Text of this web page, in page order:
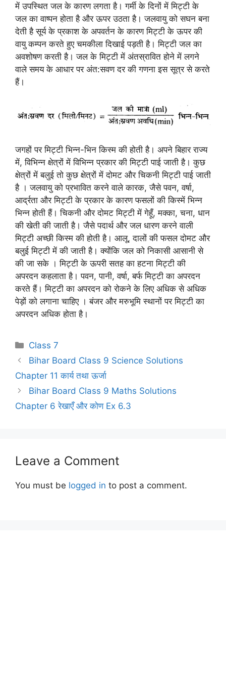
में उपस्थित जल के कारण लगता है। गर्मी के दिनों में मिट्टी के
जल का वाष्पन होता है और ऊपर उठता है। जलवायु को सघन बना
देती है सूर्य के प्रकाश के अपवर्तन के कारण मिट्टी के ऊपर की
वायु कम्पन करते हुए चमकीला दिखाई पड़ती है। मिट्टी जल का
अवशोषण करती है। जल के मिट्टी में अंतस्रावित होने में लगने
वाले समय के आधार पर अंत:सवण दर की गणना इस सूत्र से करते
हैं।
जगहों पर मिट्टी भिन्न-भिन किस्म की होती है। अपने बिहार राज्य
में, विभिन्न क्षेत्रों में विभिन्न प्रकार की मिट्टी पाई जाती है। कुछ
क्षेत्रों में बलुई तो कुछ क्षेत्रों में दोमट और चिकनी मिट्टी पाई जाती
है । जलवायु को प्रभावित करने वाले कारक, जैसे पवन, वर्षा,
आर्द्रता और मिट्टी के प्रकार के कारण फसलों की किस्में भिन्न
भिन्न होती हैं। चिकनी और दोमट मिट्टी में गेहूँ, मक्का, चना, धान
की खेती की जाती है। जैसे पदार्थ और जल धारण करने वाली
मिट्टी अच्छी किस्म की होती है। आलू, दालों की फसल दोमट और
बलुई मिट्टी में की जाती है। क्योंकि जल को निकासी आसानी से
की जा सके । मिट्टी के ऊपरी सतह का हटना मिट्टी की
अपरदन कहलाता है। पवन, पानी, वर्षा, बर्फ मिट्टी का अपरदन
करते हैं। मिट्टी का अपरदन को रोकने के लिए अधिक से अधिक
पेड़ों को लगाना चाहिए । बंजर और मरुभूमि स्थानों पर मिट्टी का
अपरदन अधिक होता है।
Categories
Class 7
Bihar Board Class 9 Science Solutions
Chapter 11 कार्य तथा ऊर्जा
Bihar Board Class 9 Maths Solutions
Chapter 6 रेखाएँ और कोण Ex 6.3
Leave a Comment
You must be logged in to post a comment.